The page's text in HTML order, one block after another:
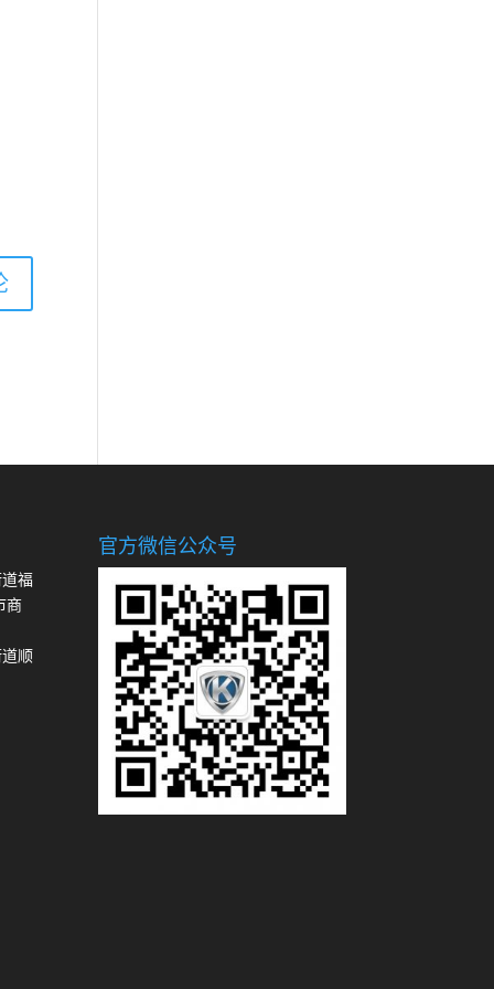
福
商
顺
官方微信公众号